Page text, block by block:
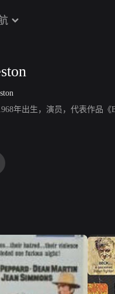
年出生，演员，代表作品《